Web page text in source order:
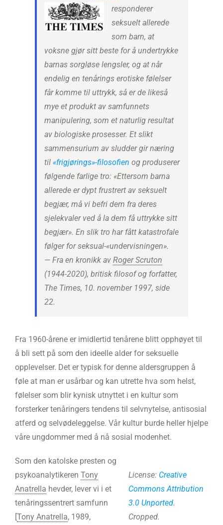
responderer
seksuelt allerede
som barn, at
voksne gjør sitt beste for å undertrykke
barnas sorgløse lengsler, og at når
endelig en tenårings erotiske følelser
får komme til uttrykk, så er de likeså
mye et produkt av samfunnets
manipulering, som et naturlig resultat
av biologiske prosesser. Et slikt
sammensurium av sludder gir næring
til «frigjørings»-filosofien og produserer
følgende farlige tro: «Ettersom barna
allerede er dypt frustrert av seksuelt
begjær, må vi befri dem fra deres
sjelekvaler ved å la dem få uttrykke sitt
begjær». En slik tro har fått katastrofale
følger for seksual-«undervisningen».
— Fra en kronikk av Roger Scruton
(1944-2020), britisk filosof og forfatter,
The Times, 10. november 1997, side
22.
Fra 1960-årene er imidlertid tenårene blitt opphøyet til
å bli sett på som den ideelle alder for seksuelle
opplevelser. Det er typisk for denne aldersgruppen å
føle at man er usårbar og kan utrette hva som helst,
følelser som blir kynisk utnyttet i en kultur som
forsterker tenåringers tendens til selvnytelse, antisosial
atferd og selvødeleggelse. Vår kultur burde heller hjelpe
våre ungdommer med å nå sosial modenhet.
License: Creative
Commons Attribution
3.0 Unported.
Cropped.
Som den katolske presten og
psykoanalytikeren Tony
Anatrella hevder, lever vi i et
tenåringssentrert samfunn
[Tony Anatrella, 1989,